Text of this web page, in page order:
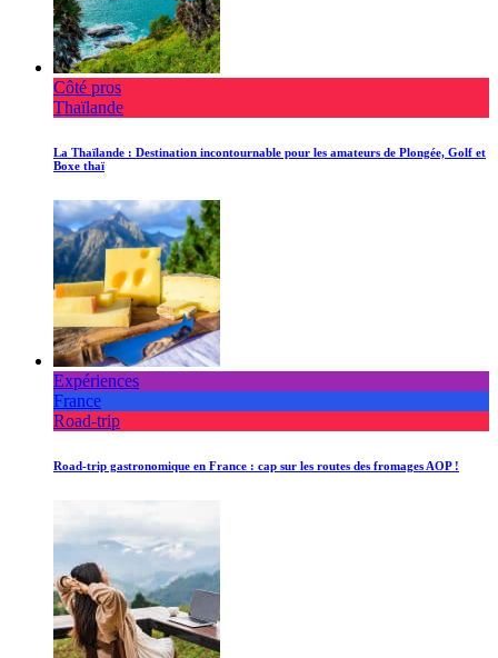
Côté pros
Thaïlande
La Thaïlande : Destination incontournable pour les amateurs de Plongée, Golf et
Boxe thaï
Expériences
France
Road-trip
Road-trip gastronomique en France : cap sur les routes des fromages AOP !